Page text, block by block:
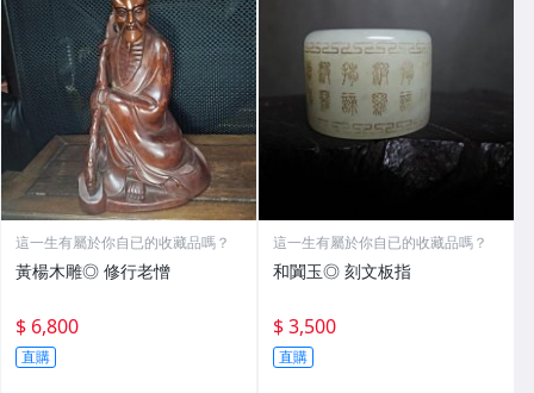
這一生有屬於你自已的收藏品嗎？
黃楊木雕◎ 修行老憎
$ 6,800
直購
這一生有屬於你自已的收藏品嗎？
和闐玉◎ 刻文板指
$ 3,500
直購